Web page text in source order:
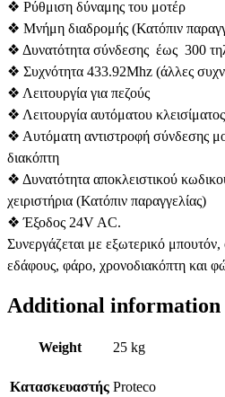
❖ Ρύθμιση δύναμης του μοτέρ
❖ Μνήμη διαδρομής (Κατόπιν
❖ Δυνατότητα σύνδεσης έως 300
❖ Συχνότητα 433.92Mhz (άλλες
❖ Λειτουργία για πεζούς
❖ Λειτουργία αυτόματου κλεισίματος
❖ Αυτόματη αντιστροφή σύνδεσης
διακόπτη
❖ Δυνατότητα αποκλειστικού
χειριστήρια (Κατόπιν παραγγελίας)
❖ Έξοδος 24V AC.
Συνεργάζεται με εξωτερικό
εδάφους, φάρο, χρονοδιακόπτη και
Additional information
Weight 25 kg
Κατασκευαστής Proteco